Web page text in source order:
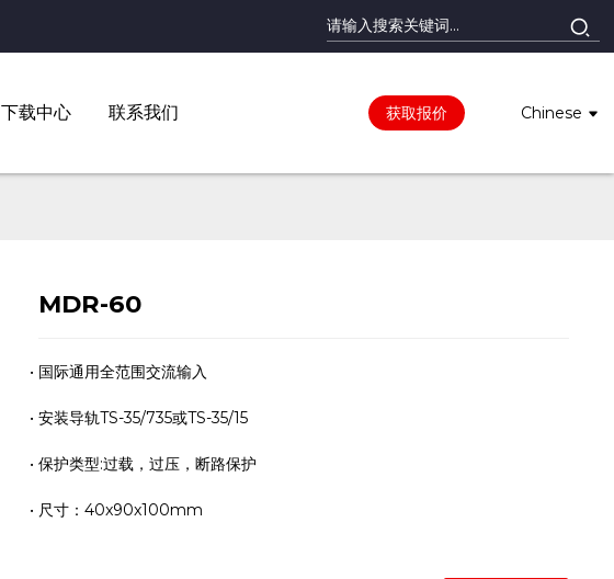
下载中心 联系我们 获取报价 Chinese
MDR-60
国际通用全范围交流输入
安装导轨TS-35/735或TS-35/15
保护类型:过载，过压，断路保护
尺寸：40x90x100mm